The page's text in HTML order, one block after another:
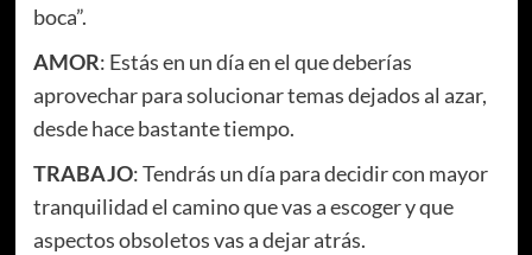
boca”.
AMOR: Estás en un día en el que deberías
aprovechar para solucionar temas dejados al azar,
desde hace bastante tiempo.
TRABAJO: Tendrás un día para decidir con mayor
tranquilidad el camino que vas a escoger y que
aspectos obsoletos vas a dejar atrás.